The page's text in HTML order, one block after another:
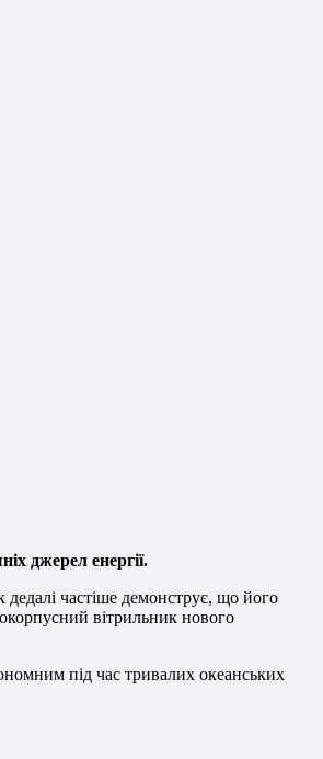
джерел енергії.
частіше демонструє, що його
вітрильник нового
під час тривалих океанських